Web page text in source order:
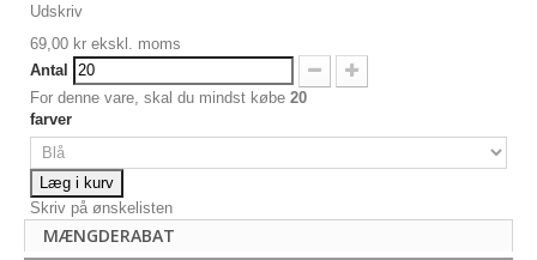
Udskriv
69,00 kr ekskl. moms
Antal
For denne vare, skal du mindst købe 20
farver
Læg i kurv
Skriv på ønskelisten
MÆNGDERABAT